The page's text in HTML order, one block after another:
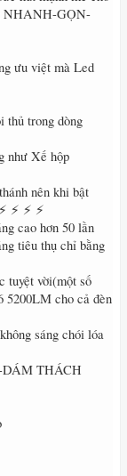
NHANH-GỌN-
ưu việt mà Led
thủ trong dòng
như Xế hộp
nên khi bật
⚡ ⚡
cao hơn 50 lần
tiêu thụ chỉ bằng
tuyệt vời(một số
5200LM cho cả đèn
sáng chói lóa
DÁM THÁCH